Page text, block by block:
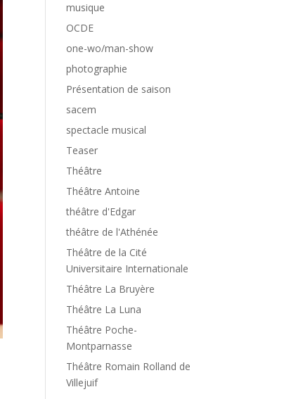
musique
OCDE
one-wo/man-show
photographie
Présentation de saison
sacem
spectacle musical
Teaser
Théâtre
Théâtre Antoine
théâtre d'Edgar
théâtre de l'Athénée
Théâtre de la Cité
Universitaire Internationale
Théâtre La Bruyère
Théâtre La Luna
Théâtre Poche-
Montparnasse
Théâtre Romain Rolland de
Villejuif